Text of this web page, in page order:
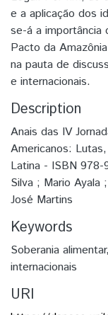
e a aplicação dos
se-á a importância
Pacto da
na pauta de
e internacionais.
Description
Anais das IV
Americanos:
Latina - ISBN
Silva ; Mario Ayala
José Martins
Keywords
Soberania alimentar,
internacionais
URI